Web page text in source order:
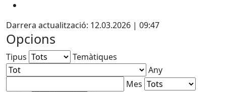
Darrera actualització: 12.03.2026 | 09:47
Opcions
Tipus
Temàtiques
Any
Mes